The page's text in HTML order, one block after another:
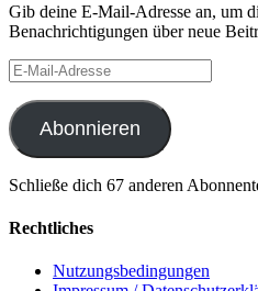
Gib deine E-Mail-Adresse an, um
Benachrichtigungen über neue
E-
Mail-
Adresse
Abonnieren
Schließe dich 67 anderen
Rechtliches
Nutzungsbedingungen